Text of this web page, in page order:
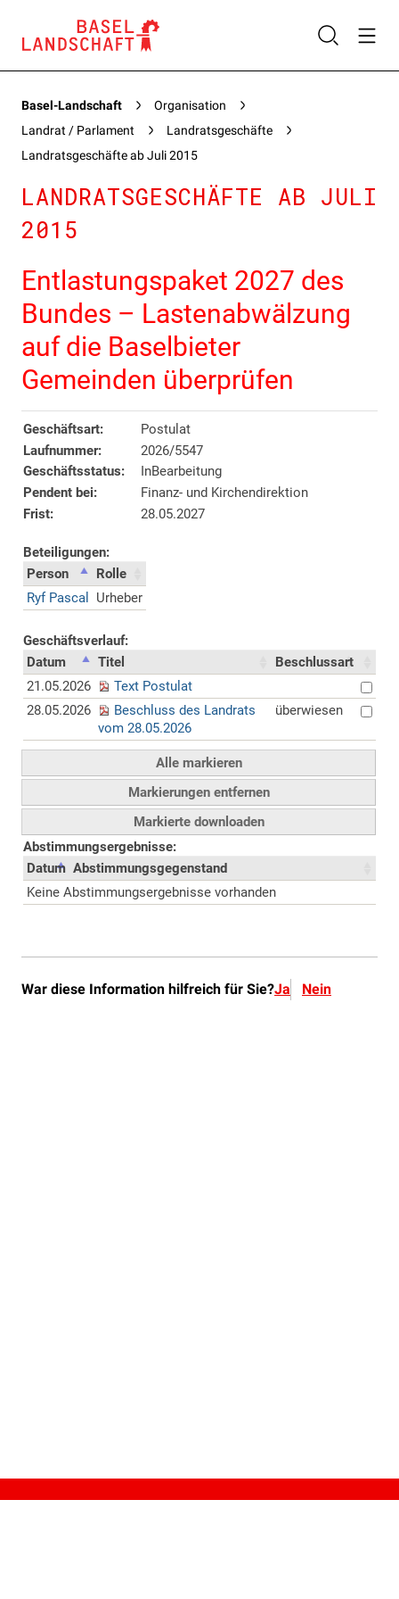
Basel-Landschaft
Organisation
Landrat / Parlament
Landratsgeschäfte
Landratsgeschäfte ab Juli 2015
LANDRATSGESCHÄFTE AB JULI
2015
War diese Information hilfreich für Sie?Ja Nein